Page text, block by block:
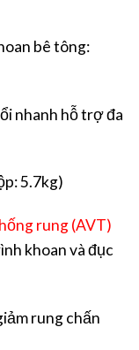
bê tông:
nhanh hỗ trợ đa
5.7kg)
rung (AVT)
khoan và đục
rung chấn